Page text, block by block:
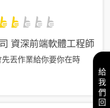
資深前端軟體工程師
丟作業給你要你在時
給我們回饋